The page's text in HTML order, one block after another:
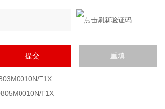
T1X
T1X